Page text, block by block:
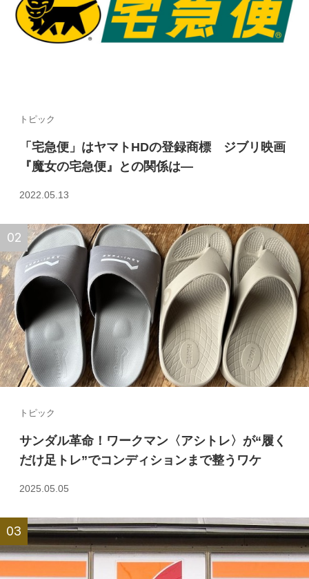
トピック
「宅急便」はヤマトHDの登録商標 ジブリ映画
『魔女の宅急便』との関係は—
2022.05.13
トピック
サンダル革命！ワークマン〈アシトレ〉が“履く
だけ足トレ”でコンディションまで整うワケ
2025.05.05